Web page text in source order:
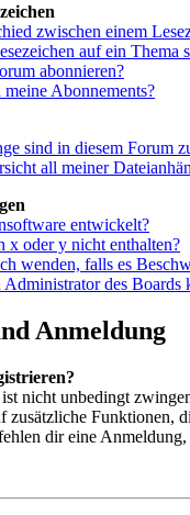
zwischen einem
auf ein Thema
abonnieren?
Abonnements?
sind in diesem Forum
all meiner
entwickelt?
x oder y nicht enthalten?
wenden, falls es
des Boards
Anmeldung
nicht unbedingt
Funktionen,
dir eine